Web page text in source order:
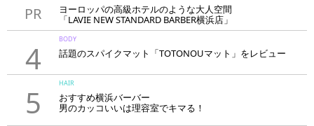
PR
ヨーロッパの高級ホテルのような大人空間
「LAVIE NEW STANDARD BARBER横浜店」
4
BODY
話題のスパイクマット「TOTONOUマット」をレビュー
5
HAIR
おすすめ横浜バーバー
男のカッコいいは理容室でキマる！